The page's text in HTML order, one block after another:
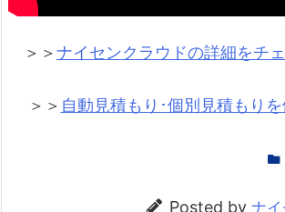
＞＞ナイセンクラウドの詳細をチ
＞＞ 自動見積もり･個別見積もり
Posted by ナ